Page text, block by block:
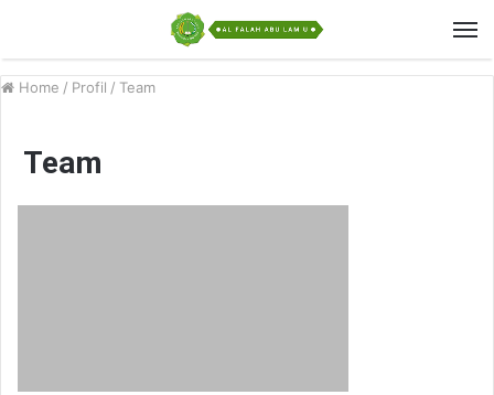
Home / Profil / Team
Team